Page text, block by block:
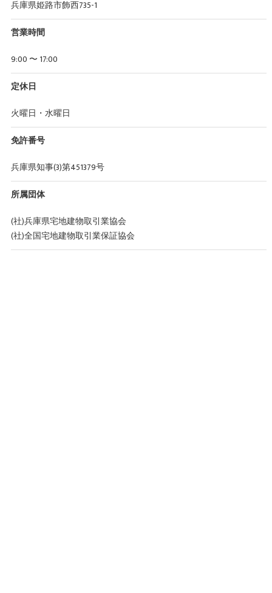
兵庫県姫路市飾西735-1
営業時間
9:00 〜 17:00
定休日
火曜日・水曜日
免許番号
兵庫県知事(3)第451379号
所属団体
(社)兵庫県宅地建物取引業協会
(社)全国宅地建物取引業保証協会